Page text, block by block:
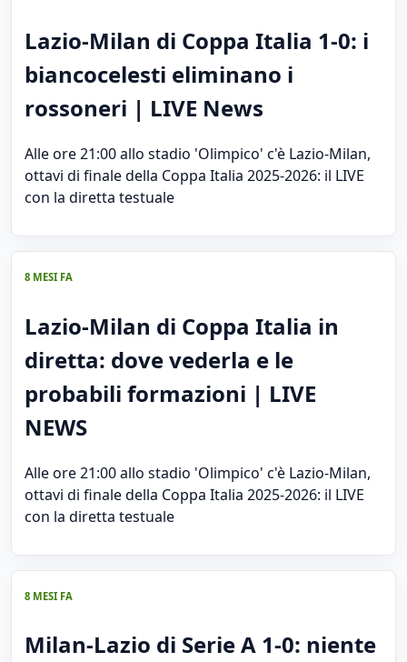
Lazio-Milan di Coppa Italia 1-0: i
biancocelesti eliminano i
rossoneri | LIVE News
Alle ore 21:00 allo stadio 'Olimpico' c'è Lazio-Milan,
ottavi di finale della Coppa Italia 2025-2026: il LIVE
con la diretta testuale
8 MESI FA
Lazio-Milan di Coppa Italia in
diretta: dove vederla e le
probabili formazioni | LIVE
NEWS
Alle ore 21:00 allo stadio 'Olimpico' c'è Lazio-Milan,
ottavi di finale della Coppa Italia 2025-2026: il LIVE
con la diretta testuale
8 MESI FA
Milan-Lazio di Serie A 1-0: niente